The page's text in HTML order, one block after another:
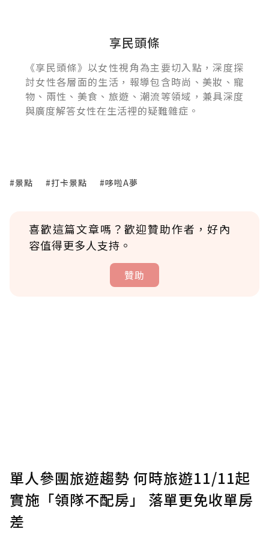
享民頭條
《享民頭條》以女性視角為主要切入點，深度探
討女性各層面的生活，報導包含時尚、美妝、寵
物、兩性、美食、旅遊、潮流等領域，兼具深度
與廣度解答女性在生活裡的疑難雜症。
#景點 #打卡景點 #哆啦A夢
喜歡這篇文章嗎？歡迎贊助作者，好內
容值得更多人支持。
贊助
確認送出
單人參團旅遊趨勢 何時旅遊11/11起
實施「領隊不配房」 落單更免收單房
差